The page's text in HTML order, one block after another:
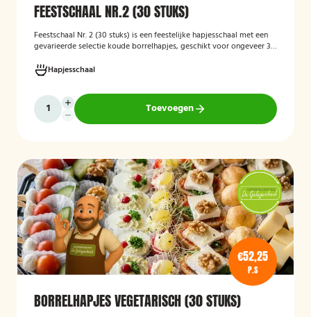
FEESTSCHAAL NR.2 (30 STUKS)
Feestschaal Nr. 2 (30 stuks) is een feestelijke hapjesschaal met een
gevarieerde selectie koude borrelhapjes, geschikt voor ongeveer 30
feestelijke gelegenheden en biedt een gemakkelijke, kant-en-klare
oplossing voor het serveren van smakelijke hapjes aan uw gasten.
Hapjesschaal
Toevoegen
€52,25
P.S
BORRELHAPJES VEGETARISCH (30 STUKS)